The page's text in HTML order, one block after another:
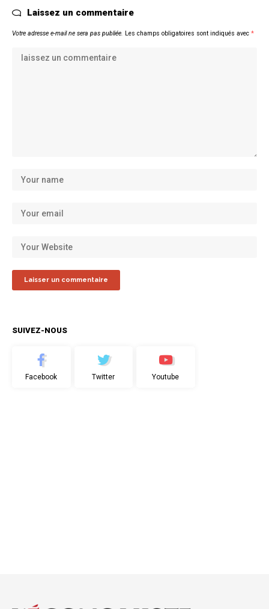
Laissez un commentaire
Votre adresse e-mail ne sera pas publiée. Les champs obligatoires sont indiqués avec *
SUIVEZ-NOUS
Facebook Twitter Youtube